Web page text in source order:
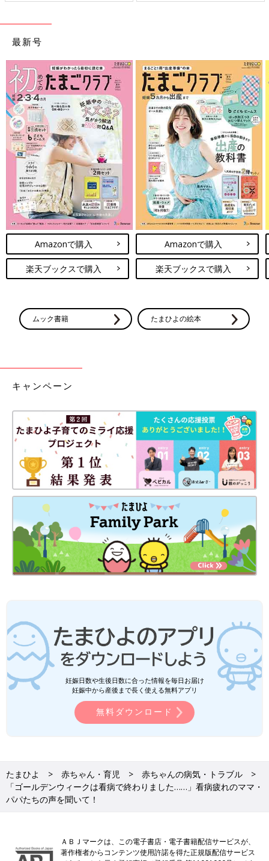
最新号
Amazonで購入
楽天ブックスで購入
Amazonで購入
楽天ブックスで購入
ムック書籍 たまひよの絵本
キャンペーン
妊娠日数や生後日数に合った情報を毎日お届け
妊娠中から産後まで長く使える無料アプリ
無料ダウンロード
たまひよ 赤ちゃん・育児
赤ちゃんの病気・トラブル
「ゴールデンウィークは看病で終わりました……」看病疲れのママ・
パパたちの声を聞いて！
ＡＢＪマークは、この電子書店・電子書籍配信サービスが、
著作権者からコンテンツ使用許諾を得た正規版配信サービス